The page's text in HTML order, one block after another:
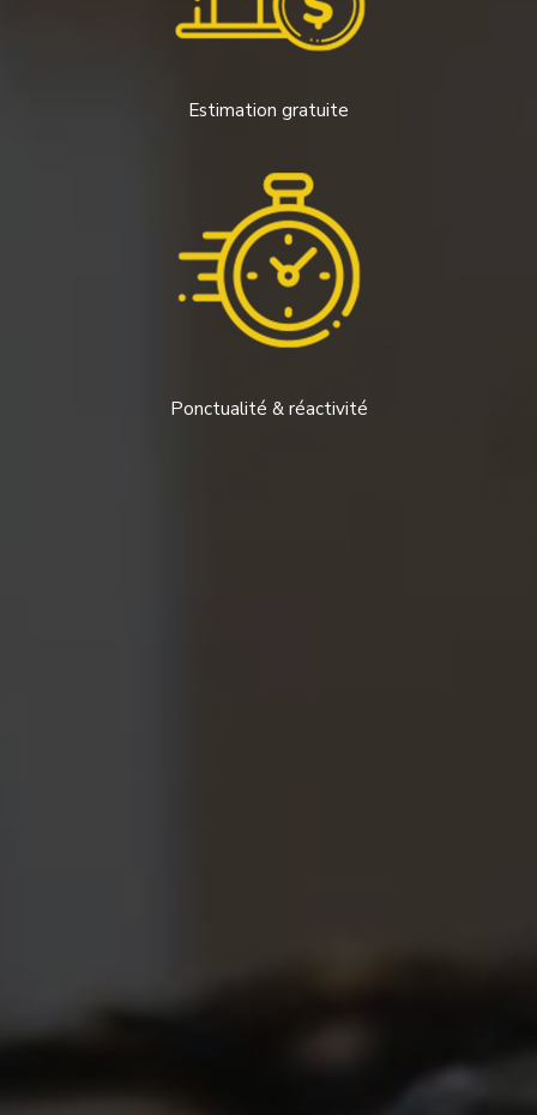
Estimation gratuite
Ponctualité & réactivité